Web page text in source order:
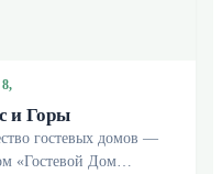
и Горы
гостевых домов —
«Гостевой Дом